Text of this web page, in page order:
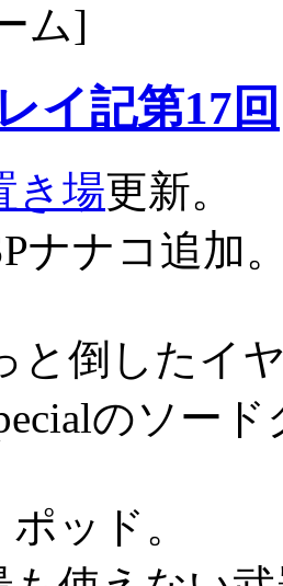
ム]
イ記第17回
き場更新。
ナナコ追加
と倒したイ
のソー
ッド。